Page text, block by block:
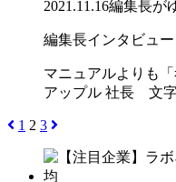
2021.11.16編集長が
編集長インタビュー
マニュアルよりも
アップル 社長 文
1 2 3